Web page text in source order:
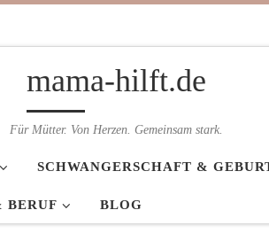
mama-hilft.de
Für Mütter. Von Herzen. Gemeinsam stark.
SCHWANGERSCHAFT &
BERUF BLOG